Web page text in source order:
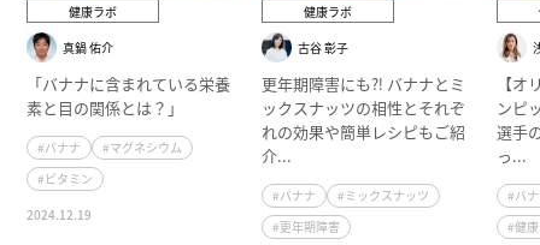
健康ラボ
真鍋 佑介
「バナナに含まれている栄養
素と目の関係とは？」
#バナナ
#マグネシウム
#ビタミン
2024.12.19
健康ラボ
古谷 彰子
更年期障害にも⁈ バナナとミ
ックスナッツの相性とそれぞ
れの効果や簡単レシピもご紹
介...
#バナナ
#ミックスナッツ
#更年期障害
【
ンピ
選手
っ...
#バ
#健